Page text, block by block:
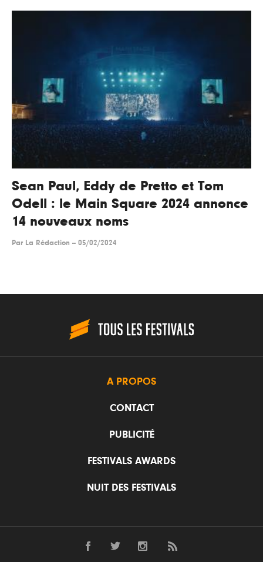
Sean Paul, Eddy de Pretto et Tom
Odell : le Main Square 2024 annonce
14 nouveaux noms
Par La Rédaction -- 05/02/2024
A PROPOS
CONTACT
PUBLICITÉ
FESTIVALS AWARDS
NUIT DES FESTIVALS